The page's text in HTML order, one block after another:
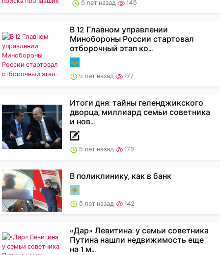
5 лет назад 145
В 12 Главном управлении
Минобороны России стартовал
отборочный этап ко...
5 лет назад 177
Итоги дня: тайны геленджикского
дворца, миллиард семьи советника
и нов...
5 лет назад 179
В поликлинику, как в банк
5 лет назад 142
«Дар» Левитина: у семьи советника
Путина нашли недвижимость еще
на 1 м...